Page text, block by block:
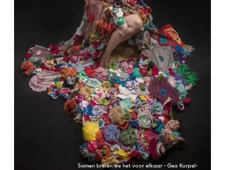
Samen breien we het voor elkaar - Gea Korpel-